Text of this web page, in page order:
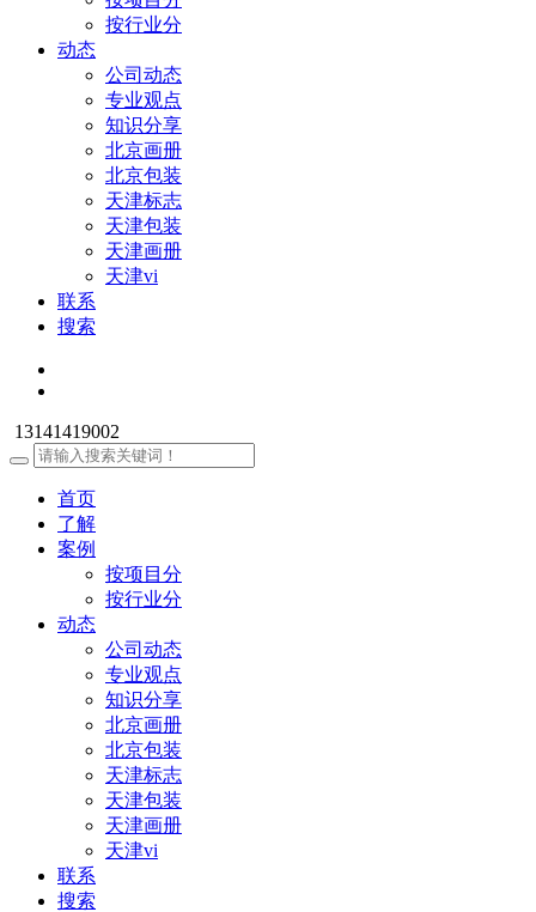
按行业分
动态
公司动态
专业观点
知识分享
北京画册
北京包装
天津标志
天津包装
天津画册
天津vi
联系
搜索
13141419002
首页
了解
案例
按项目分
按行业分
动态
公司动态
专业观点
知识分享
北京画册
北京包装
天津标志
天津包装
天津画册
天津vi
联系
搜索